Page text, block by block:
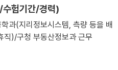
험기간/경력)
과(지리정보시스템, 측량 등을 배
)/구청 부동산정보과 근무